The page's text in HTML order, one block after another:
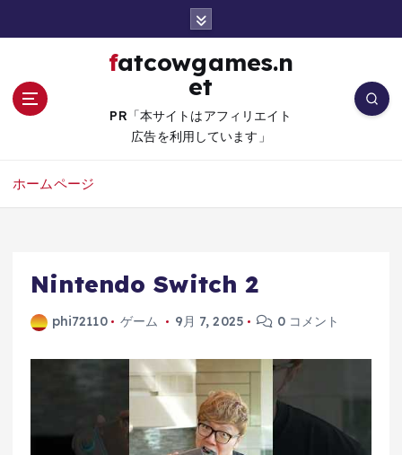
fatcowgames.n
et
PR「本サイトはアフィリエイト
広告を利用しています」
ホームページ
Nintendo Switch 2
phi72110 ゲーム 9月 7, 2025 0 コメント